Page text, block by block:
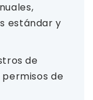
estándar y
de
de